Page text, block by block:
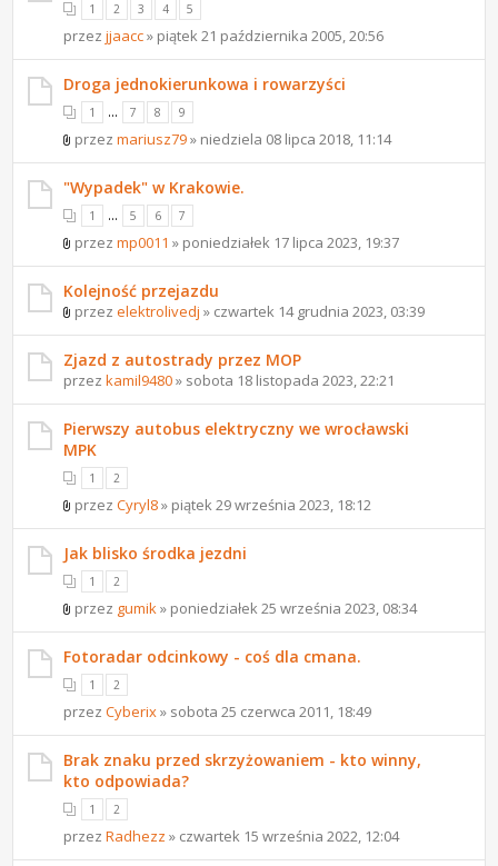
1 2 3 4 5
przezjjaacc» piątek 21 października 2005, 20:56
Droga jednokierunkowa i rowarzyści
1 ... 7 8 9
przezmariusz79» niedziela 08 lipca 2018, 11:14
"Wypadek" w Krakowie.
1 ... 5 6 7
przezmp0011 » poniedziałek 17 lipca 2023, 19:37
Kolejność przejazdu
przezelektrolivedj » czwartek 14 grudnia 2023, 03:39
Zjazd z autostrady przez MOP
przezkamil9480» sobota 18 listopada 2023, 22:21
Pierwszy autobus elektryczny we wrocławski
MPK
1 2
przezCyryl8» piątek 29 września 2023, 18:12
Jak blisko środka jezdni
1 2
przez gumik » poniedziałek 25 września 2023, 08:34
Fotoradar odcinkowy - coś dla cmana.
1 2
przezCyberix» sobota 25 czerwca 2011, 18:49
Brak znaku przed skrzyżowaniem - kto winny,
kto odpowiada?
1 2
przezRadhezz » czwartek 15 września 2022, 12:04